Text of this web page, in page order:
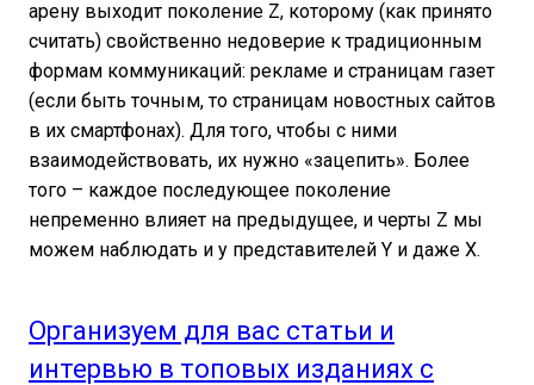
арену выходит поколение Z, которому (как принято
считать) свойственно недоверие к традиционным
формам коммуникаций: рекламе и страницам газет
(если быть точным, то страницам новостных сайтов
в их смартфонах). Для того, чтобы с ними
взаимодействовать, их нужно «зацепить». Более
того – каждое последующее поколение
непременно влияет на предыдущее, и черты Z мы
можем наблюдать и у представителей Y и даже X.
Организуем для вас статьи и
интервью в топовых изданиях с